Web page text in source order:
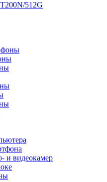
512G
и видеокамер